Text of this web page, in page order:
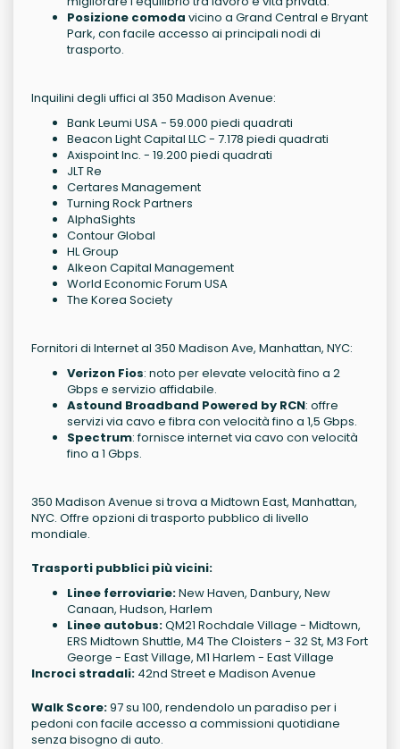
Posizione comoda vicino a Grand Central e Bryant
Park, con facile accesso ai principali nodi di
trasporto.
Inquilini degli uffici al 350 Madison Avenue:
Bank Leumi USA - 59.000 piedi quadrati
Beacon Light Capital LLC - 7.178 piedi quadrati
Axispoint Inc. - 19.200 piedi quadrati
JLT Re
Certares Management
Turning Rock Partners
AlphaSights
Contour Global
HL Group
Alkeon Capital Management
World Economic Forum USA
The Korea Society
Fornitori di Internet al 350 Madison Ave, Manhattan, NYC:
Verizon Fios: noto per elevate velocità fino a 2
Gbps e servizio affidabile.
Astound Broadband Powered by RCN: offre
servizi via cavo e fibra con velocità fino a 1,5 Gbps.
Spectrum: fornisce internet via cavo con velocità
fino a 1 Gbps.
350 Madison Avenue si trova a Midtown East, Manhattan,
NYC. Offre opzioni di trasporto pubblico di livello
mondiale.
Trasporti pubblici più vicini:
Linee ferroviarie:New Haven, Danbury, New
Canaan, Hudson, Harlem
Linee autobus:QM21 Rochdale Village - Midtown,
ERS Midtown Shuttle, M4 The Cloisters - 32 St, M3 Fort
George - East Village, M1 Harlem - East Village
Incroci stradali: 42nd Street e Madison Avenue
Walk Score:97 su 100, rendendolo un paradiso per i
pedoni con facile accesso a commissioni quotidiane
senza bisogno di auto.